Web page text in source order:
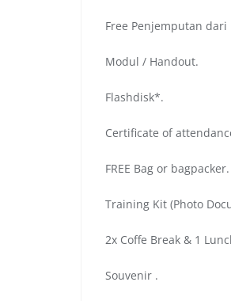
Free Penjemputan
Modul / Handout.
Flashdisk*.
Certificate of
FREE Bag or bagpacker.
Training Kit (Photo
2x Coffe Break & 1
Souvenir .